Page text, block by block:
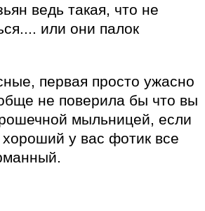
ведь такая, что не
или они палок
первая просто ужасно
не поверила бы что вы
мыльницей, если
у вас фотик все